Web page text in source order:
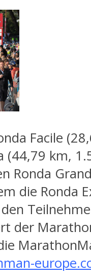
Facile
(44,79 km,
Ronda
die Ronda
der